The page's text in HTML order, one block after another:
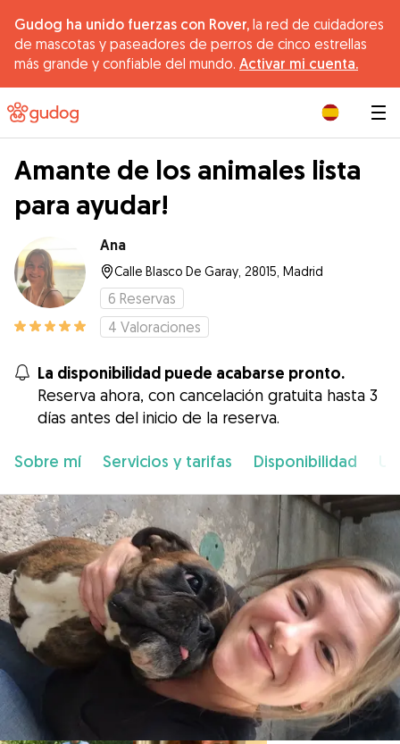
Gudog ha unido fuerzas con Rover, la red de cuidadores
de mascotas y paseadores de perros de cinco estrellas
más grande y confiable del mundo. Activar mi cuenta.
Amante de los animales lista
para ayudar!
Ana
Calle Blasco De Garay, 28015, Madrid
6 Reservas
4 Valoraciones
La disponibilidad puede acabarse pronto.
Reserva ahora, con cancelación gratuita hasta 3
días antes del inicio de la reserva.
Sobre mí Servicios y tarifas Disponibilidad